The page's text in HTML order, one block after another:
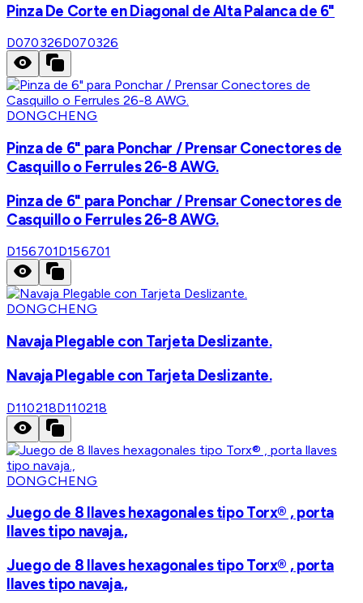
Pinza De Corte en Diagonal de Alta Palanca de 6"
D070326D070326
DONGCHENG
Pinza de 6" para Ponchar / Prensar Conectores de
Casquillo o Ferrules 26-8 AWG.
Pinza de 6" para Ponchar / Prensar Conectores de
Casquillo o Ferrules 26-8 AWG.
D156701D156701
DONGCHENG
Navaja Plegable con Tarjeta Deslizante.
Navaja Plegable con Tarjeta Deslizante.
D110218D110218
DONGCHENG
Juego de 8 llaves hexagonales tipo Torx® , porta
llaves tipo navaja.,
Juego de 8 llaves hexagonales tipo Torx® , porta
llaves tipo navaja.,